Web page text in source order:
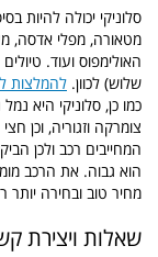
סלוניקי יכולה להיות
מטאורה, מפלי אדסה,
האולימפוס ועוד.
שלוש) לכוון. להמלצות
כמו כן, סלוניקי היא
צומרקה וזגוריה, וכן
המחייבים רכב ולכן
הוא גבוה. את הרכב
מחיר טוב ובחירה
שאלות ויצירת